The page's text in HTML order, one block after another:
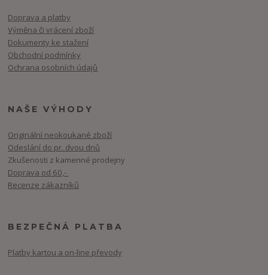
Doprava a platby
Výměna či vrácení zboží
Dokumenty ke stažení
Obchodní podmínky
Ochrana osobních údajů
NAŠE VÝHODY
Originální neokoukané zboží
Odeslání do pr. dvou dnů
Zkušenosti z kamenné prodejny
Doprava od 60,-
Recenze zákazníků
BEZPEČNÁ PLATBA
Platby kartou a on-line převody